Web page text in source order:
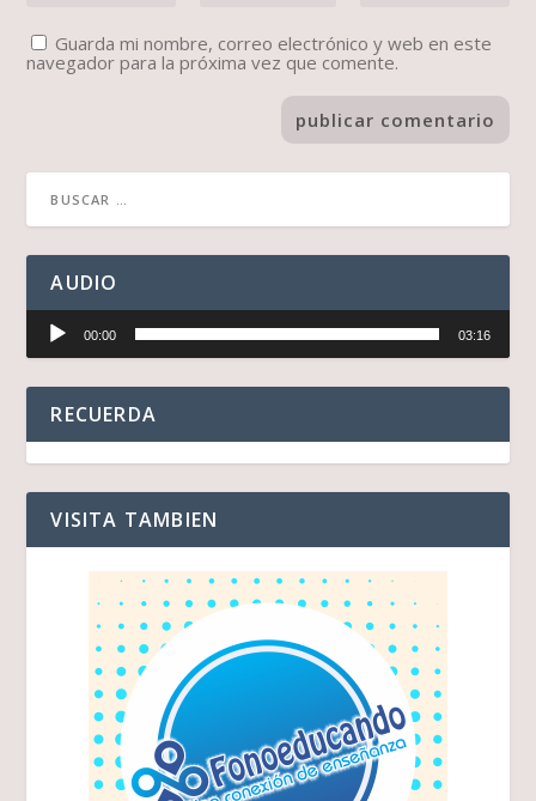
Guarda mi nombre, correo electrónico y web en este
navegador para la próxima vez que comente.
AUDIO
Reproductor
audio
00:00 03:16
RECUERDA
VISITA TAMBIEN